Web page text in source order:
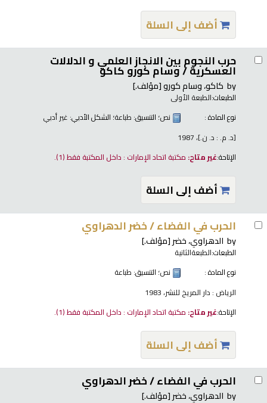
أضف إلى السلة
حرب النجوم بين الانجاز العلمي و الدلالات
العسكرية /وسام كورو كاكو
by كاكو، وسام كورو[مؤلف.]
الطبعات:الطبعة الأولى
نوع المادة :
نص؛ التنسيق: طباعة؛ الشكل الأدبي: غير أدبي
[د. م. : د. ن.]، 1987
الإتاحة:غير متاح: مكتبة اتحاد الإمارات : داخل المكتبة فقط(1).
أضف إلى السلة
الحرب في الفضاء /خضر الدهراوي
by الدهراوي، خضر[مؤلف.]
الطبعات:الطبعةالثانية
نوع المادة :
نص؛ التنسيق: طباعة
الرياض : دار المريخ للنشر، 1983
الإتاحة:غير متاح: مكتبة اتحاد الإمارات : داخل المكتبة فقط(1).
أضف إلى السلة
الحرب في الفضاء /خضر الدهراوي
by الدهراوي، خضر[مؤلف.]